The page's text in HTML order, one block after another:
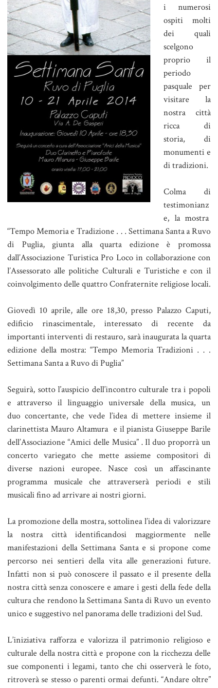
i numerosi
ospiti molti
dei quali
scelgono
proprio il
periodo
pasquale per
visitare la
nostra città
ricca di
storia, di
monumenti e
di tradizioni.
Colma di
testimonianz
e, la mostra
“Tempo Memoria e Tradizione . . . Settimana Santa a Ruvo
di Puglia, giunta alla quarta edizione è promossa
dall’Associazione Turistica Pro Loco in collaborazione con
l’Assessorato alle politiche Culturali e Turistiche e con il
coinvolgimento delle quattro Confraternite religiose locali.
Giovedì 10 aprile, alle ore 18,30, presso Palazzo Caputi,
edificio rinascimentale, interessato di recente da
importanti interventi di restauro, sarà inaugurata la quarta
edizione della mostra: “Tempo Memoria Tradizioni . . .
Settimana Santa a Ruvo di Puglia”
Seguirà, sotto l’auspicio dell’incontro culturale tra i popoli
e attraverso il linguaggio universale della musica, un
duo concertante, che vede l’idea di mettere insieme il
clarinettista Mauro Altamura e il pianista Giuseppe Barile
dell’Associazione “Amici delle Musica” . Il duo proporrà un
concerto variegato che mette assieme compositori di
diverse nazioni europee. Nasce così un affascinante
programma musicale che attraverserà periodi e stili
musicali fino ad arrivare ai nostri giorni.
La promozione della mostra, sottolinea l’idea di valorizzare
la nostra città identificandosi maggiormente nelle
manifestazioni della Settimana Santa e si propone come
percorso nei sentieri della vita alle generazioni future.
Infatti non si può conoscere il passato e il presente della
nostra città senza conoscere e amare i gesti della fede della
cultura che rendono la Settimana Santa di Ruvo un evento
unico e suggestivo nel panorama delle tradizioni del Sud.
L’iniziativa rafforza e valorizza il patrimonio religioso e
culturale della nostra città e propone con la ricchezza delle
sue componenti i legami, tanto che chi osserverà le foto,
ritroverà se stesso o parenti ormai defunti. “Andare oltre”